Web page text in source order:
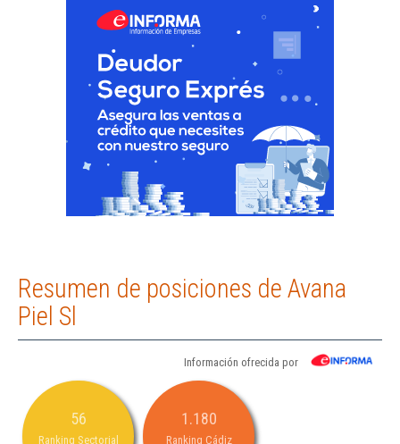
Resumen de posiciones de Avana
Piel Sl
Información ofrecida por
56
Ranking Sectorial
1.180
Ranking Cádiz